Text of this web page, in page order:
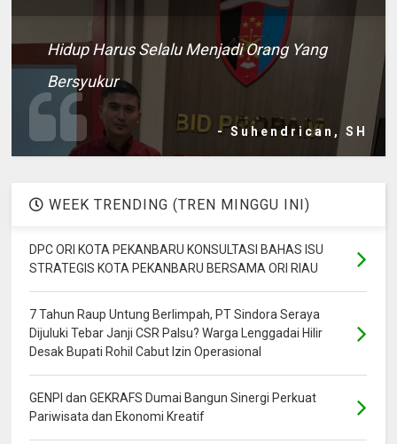
Hidup Harus Selalu Menjadi Orang Yang
Bersyukur
- Suhendrican, SH
WEEK TRENDING (TREN MINGGU INI)
DPC ORI KOTA PEKANBARU KONSULTASI BAHAS ISU
STRATEGIS KOTA PEKANBARU BERSAMA ORI RIAU
7 Tahun Raup Untung Berlimpah, PT Sindora Seraya
Dijuluki Tebar Janji CSR Palsu? Warga Lenggadai Hilir
Desak Bupati Rohil Cabut Izin Operasional
GENPI dan GEKRAFS Dumai Bangun Sinergi Perkuat
Pariwisata dan Ekonomi Kreatif